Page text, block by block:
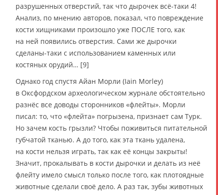
разрушенных отверстий, так что дырочек всё-таки 4!
Анализ, по мнению авторов, показал, что повреждение
кости хищниками произошло уже ПОСЛЕ того, как
на ней появились отверстия. Сами же дырочки
сделаны-таки с использованием каменных или
костяных орудий… [9]
Однако год спустя Айан Морли (Iain Morley)
в Оксфордском археологическом журнале обстоятельно
разнёс все доводы сторонников «флейты». Морли
писал: то, что «флейта» погрызена, признает сам Турк.
Но зачем кость грызли? Чтобы поживиться питательной
губчатой тканью. А до того, как эта ткань удалена,
на кости нельзя играть, так как её концы закрыты!
Значит, прокалывать в кости дырочки и делать из неё
флейту имело смысл только после того, как плотоядные
животные сделали своё дело. А раз так, зубы животных